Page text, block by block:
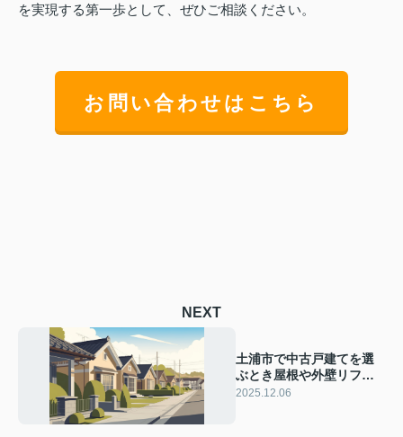
を実現する第一歩として、ぜひご相談ください。
お問い合わせはこちら
NEXT
土浦市で中古戸建てを選
ぶとき屋根や外壁リフォ
ームは必要？費用目安を
2025.12.06